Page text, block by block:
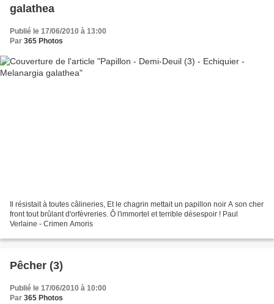
galathea
Publié le 17/06/2010 à 13:00
Par 365 Photos
Il résistait à toutes câlineries, Et le chagrin mettait un papillon noir A son cher
front tout brûlant d'orfèvreries. Ô l'immortel et terrible désespoir ! Paul
Verlaine - Crimen Amoris
Pêcher (3)
Publié le 17/06/2010 à 10:00
Par 365 Photos